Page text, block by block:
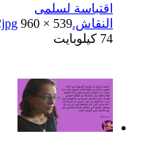
اقتباسة لسلمى
النقاش.jpg
74 كيلوبايت